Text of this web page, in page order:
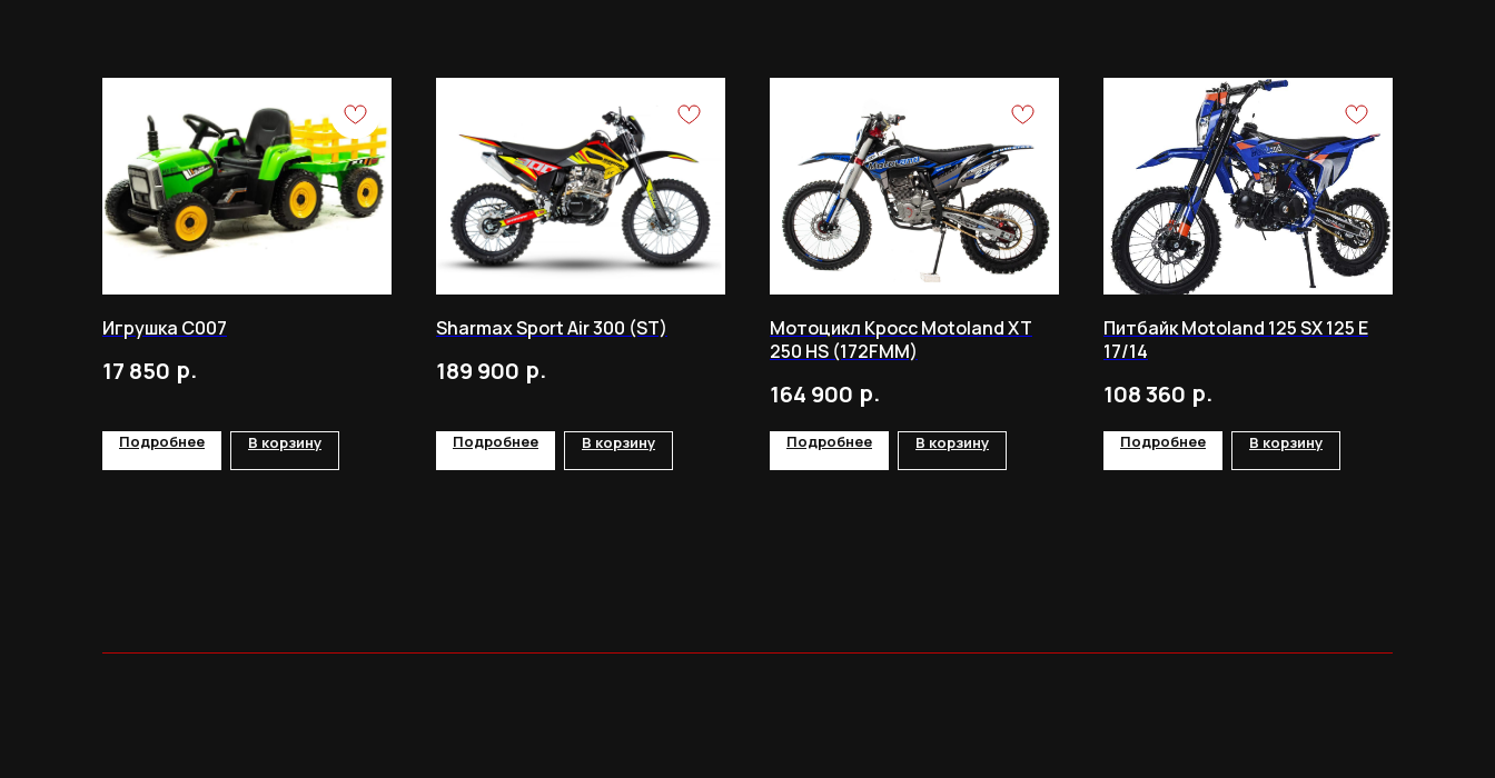
Игрушка C007
17 850 р.
Подробнее В корзину
Sharmax Sport Air 300 (ST)
189 900 р.
Подробнее В корзину
Мотоцикл Кросс Motoland XT
250 HS (172FMM)
164 900 р.
Подробнее В корзину
Питбайк Motoland 125 SX 125 E
17/14
108 360 р.
Подробнее В корзину